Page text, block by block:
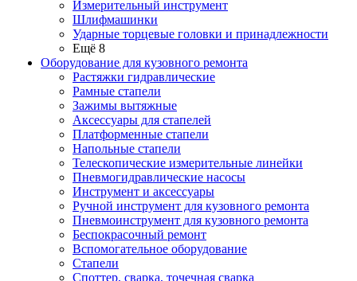
Измерительный инструмент
Шлифмашинки
Ударные торцевые головки и принадлежности
Ещё 8
Оборудование для кузовного ремонта
Растяжки гидравлические
Рамные стапели
Зажимы вытяжные
Аксессуары для стапелей
Платформенные стапели
Напольные стапели
Телескопические измерительные линейки
Пневмогидравлические насосы
Инструмент и аксессуары
Ручной инструмент для кузовного ремонта
Пневмоинструмент для кузовного ремонта
Беспокрасочный ремонт
Вспомогательное оборудование
Стапели
Споттер, сварка, точечная сварка